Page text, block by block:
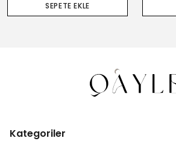
SEPETE EKLE
Kategoriler